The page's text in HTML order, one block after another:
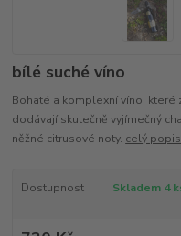
bílé suché víno
Bohaté a komplexní víno, které
dodávají skutečně vyjímečný
něžné citrusové noty. celý popis
Dostupnost Skladem 4